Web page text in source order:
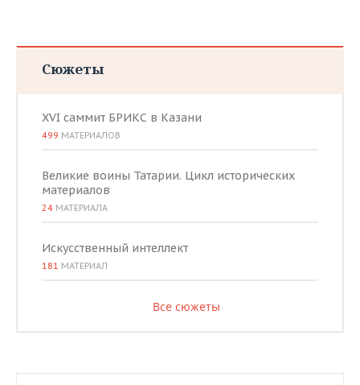
Сюжеты
XVI саммит БРИКС в Казани
499 МАТЕРИАЛОВ
Великие воины Татарии. Цикл исторических
материалов
24 МАТЕРИАЛА
Искусственный интеллект
181 МАТЕРИАЛ
Все сюжеты